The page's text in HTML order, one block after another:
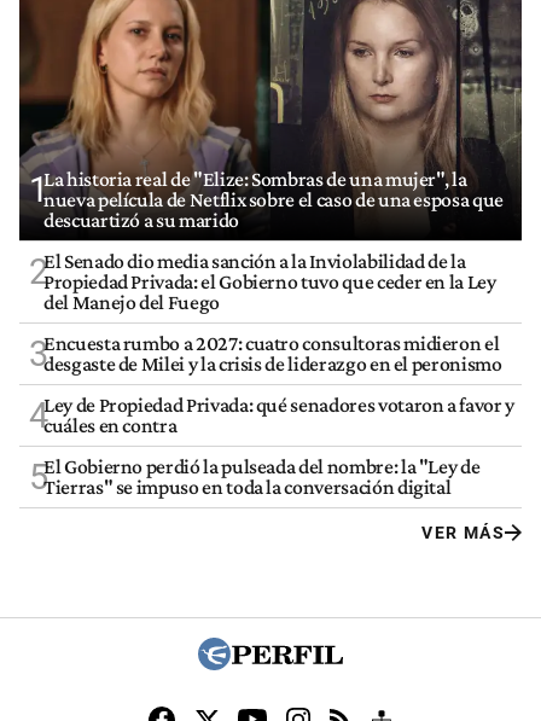
1La historia real de "Elize: Sombras de una mujer", la
nueva película de Netflix sobre el caso de una esposa que
descuartizó a su marido
2El Senado dio media sanción a la Inviolabilidad de la
Propiedad Privada: el Gobierno tuvo que ceder en la Ley
del Manejo del Fuego
3Encuesta rumbo a 2027: cuatro consultoras midieron el
desgaste de Milei y la crisis de liderazgo en el peronismo
4Ley de Propiedad Privada: qué senadores votaron a favor y
cuáles en contra
5El Gobierno perdió la pulseada del nombre: la "Ley de
Tierras" se impuso en toda la conversación digital
VER MÁS